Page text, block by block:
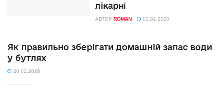
лікарні
АВТОР ROMAN 02.01.2020
Як правильно зберігати домашній запас води
у бутлях
20.02.2026